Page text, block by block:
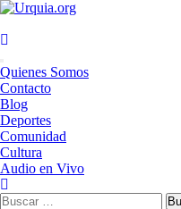
Saltar
contenido
Menú
principal
Quienes Somos
Contacto
Blog
Deportes
Comunidad
Cultura
Audio en Vivo
Buscar: